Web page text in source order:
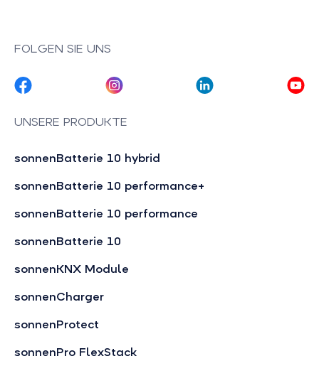
FOLGEN SIE UNS
UNSERE PRODUKTE
sonnenBatterie 10 hybrid
sonnenBatterie 10 performance+
sonnenBatterie 10 performance
sonnenBatterie 10
sonnenKNX Module
sonnenCharger
sonnenProtect
sonnenPro FlexStack